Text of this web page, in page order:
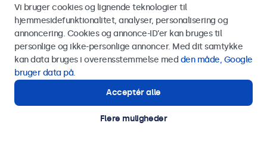
Montering: skrivebord, indbygget, væg
Ydermål: 560 x 337 x 41 mm
3.849,00 kr.
4.811,25 kr. inkl. moms
Vis produkt
Send
Eller ring til os på
Kontakt vores specialister.
Vi bruger cookies og lignende teknologier til
hjemmesidefunktionalitet, analyser, personalisering og
annoncering. Cookies og annonce-ID’er kan bruges til
personlige og ikke-personlige annoncer. Med dit samtykke
kan data bruges i overensstemmelse med den måde, Google
bruger data på.
Acceptér alle
Flere muligheder